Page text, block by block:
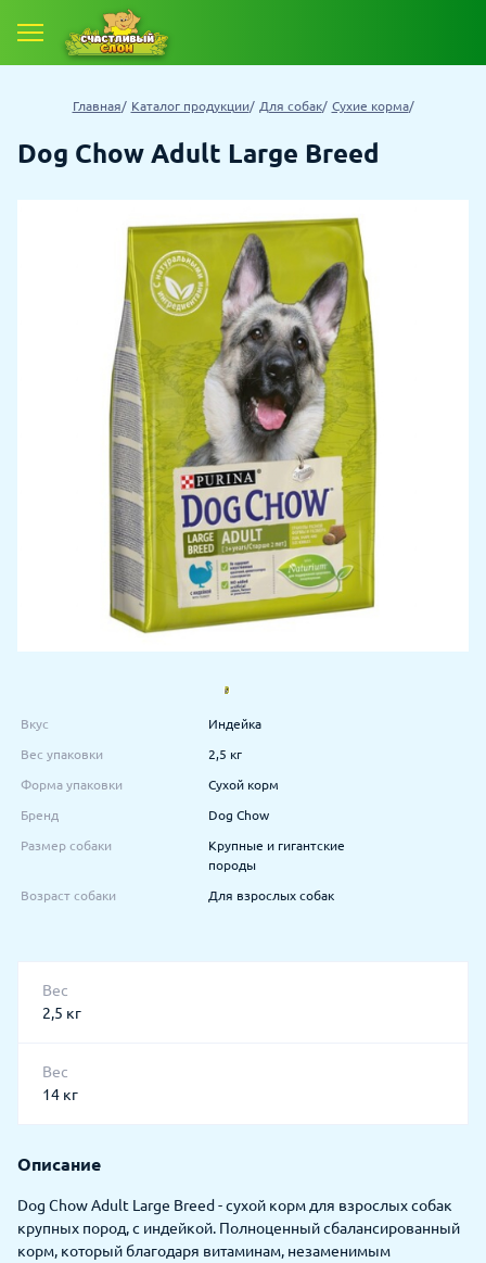
Главная Каталог продукции Для собак Сухие корма
Dog Chow Adult Large Breed
Вкус Индейка
Вес упаковки 2,5 кг
Форма упаковки Сухой корм
Бренд Dog Chow
Размер собаки
Крупные и гигантские
породы
Возраст собаки Для взрослых собак
Вес
2,5 кг
Вес
14 кг
Описание
Dog Chow Adult Large Breed - сухой корм для взрослых собак
крупных пород, с индейкой. Полноценный сбалансированный
корм, который благодаря витаминам, незаменимым